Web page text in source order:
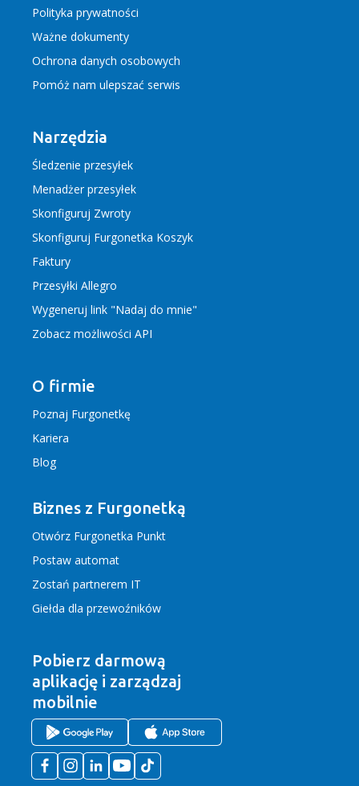
Polityka prywatności
Ważne dokumenty
Ochrona danych osobowych
Pomóż nam ulepszać serwis
Narzędzia
Śledzenie przesyłek
Menadżer przesyłek
Skonfiguruj Zwroty
Skonfiguruj Furgonetka Koszyk
Faktury
Przesyłki Allegro
Wygeneruj link "Nadaj do mnie"
Zobacz możliwości API
O firmie
Poznaj Furgonetkę
Kariera
Blog
Biznes z Furgonetką
Otwórz Furgonetka Punkt
Postaw automat
Zostań partnerem IT
Giełda dla przewoźników
Pobierz darmową
aplikację i zarządzaj
mobilnie